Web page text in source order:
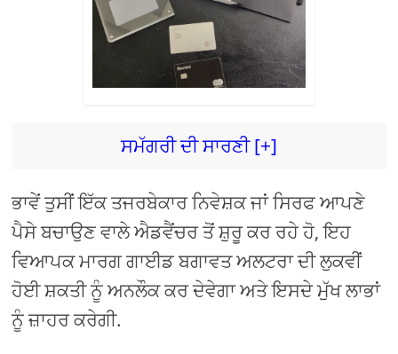
ਸਮੱਗਰੀ ਦੀ ਸਾਰਣੀ [+]
ਭਾਵੇਂ ਤੁਸੀਂ ਇੱਕ ਤਜਰਬੇਕਾਰ ਨਿਵੇਸ਼ਕ ਜਾਂ ਸਿਰਫ ਆਪਣੇ
ਪੈਸੇ ਬਚਾਉਣ ਵਾਲੇ ਐਡਵੈਂਚਰ ਤੋਂ ਸ਼ੁਰੂ ਕਰ ਰਹੇ ਹੋ, ਇਹ
ਵਿਆਪਕ ਮਾਰਗ ਗਾਈਡ ਬਗਾਵਤ ਅਲਟਰਾ ਦੀ ਲੁਕਵੀਂ
ਹੋਈ ਸ਼ਕਤੀ ਨੂੰ ਅਨਲੌਕ ਕਰ ਦੇਵੇਗਾ ਅਤੇ ਇਸਦੇ ਮੁੱਖ ਲਾਭਾਂ
ਨੂੰ ਜ਼ਾਹਰ ਕਰੇਗੀ.